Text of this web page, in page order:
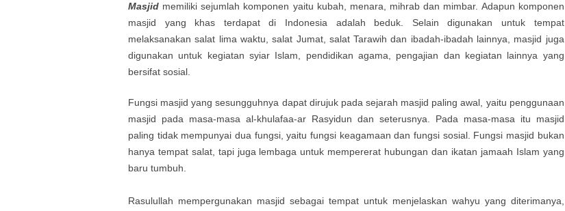
Masjid memiliki sejumlah komponen yaitu kubah, menara, mihrab dan mimbar. Adapun komponen
masjid yang khas terdapat di Indonesia adalah beduk. Selain digunakan untuk tempat
melaksanakan salat lima waktu, salat Jumat, salat Tarawih dan ibadah-ibadah lainnya, masjid juga
digunakan untuk kegiatan syiar Islam, pendidikan agama, pengajian dan kegiatan lainnya yang
bersifat sosial.
Fungsi masjid yang sesungguhnya dapat dirujuk pada sejarah masjid paling awal, yaitu penggunaan
masjid pada masa-masa al-khulafaa-ar Rasyidun dan seterusnya. Pada masa-masa itu masjid
paling tidak mempunyai dua fungsi, yaitu fungsi keagamaan dan fungsi sosial. Fungsi masjid bukan
hanya tempat salat, tapi juga lembaga untuk mempererat hubungan dan ikatan jamaah Islam yang
baru tumbuh.
Rasulullah mempergunakan masjid sebagai tempat untuk menjelaskan wahyu yang diterimanya,